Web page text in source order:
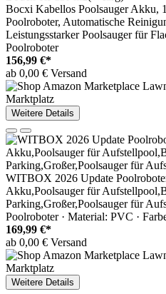
Bocxi Kabellos Poolsauger Akku,
Poolroboter, Automatische
Leistungsstarker Poolsauger für
Poolroboter
156,99 €*
ab 0,00 € Versand
Marktplatz
Weitere Details
WITBOX 2026 Update
Akku,Poolsauger für
Parking,Großer,Poolsauger für
Poolroboter · Material: PVC ·
169,99 €*
ab 0,00 € Versand
Marktplatz
Weitere Details